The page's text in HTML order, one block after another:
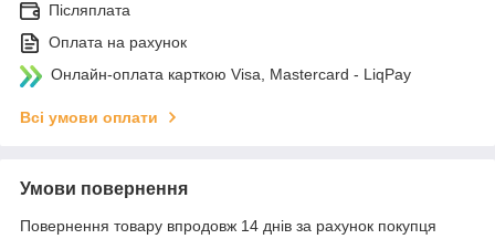
Післяплата
Оплата на рахунок
Онлайн-оплата карткою Visa, Mastercard - LiqPay
Всі умови оплати
Умови повернення
Повернення товару впродовж 14 днів за рахунок покупця